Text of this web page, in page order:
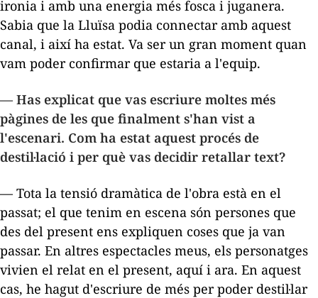
ironia i amb una energia més fosca i juganera.
Sabia que la Lluïsa podia connectar amb aquest
canal, i així ha estat. Va ser un gran moment quan
vam poder confirmar que estaria a l'equip.
— Has explicat que vas escriure moltes més
pàgines de les que finalment s'han vist a
l'escenari. Com ha estat aquest procés de
destil·lació i per què vas decidir retallar text?
— Tota la tensió dramàtica de l'obra està en el
passat; el que tenim en escena són persones que
des del present ens expliquen coses que ja van
passar. En altres espectacles meus, els personatges
vivien el relat en el present, aquí i ara. En aquest
cas, he hagut d'escriure de més per poder destil·lar